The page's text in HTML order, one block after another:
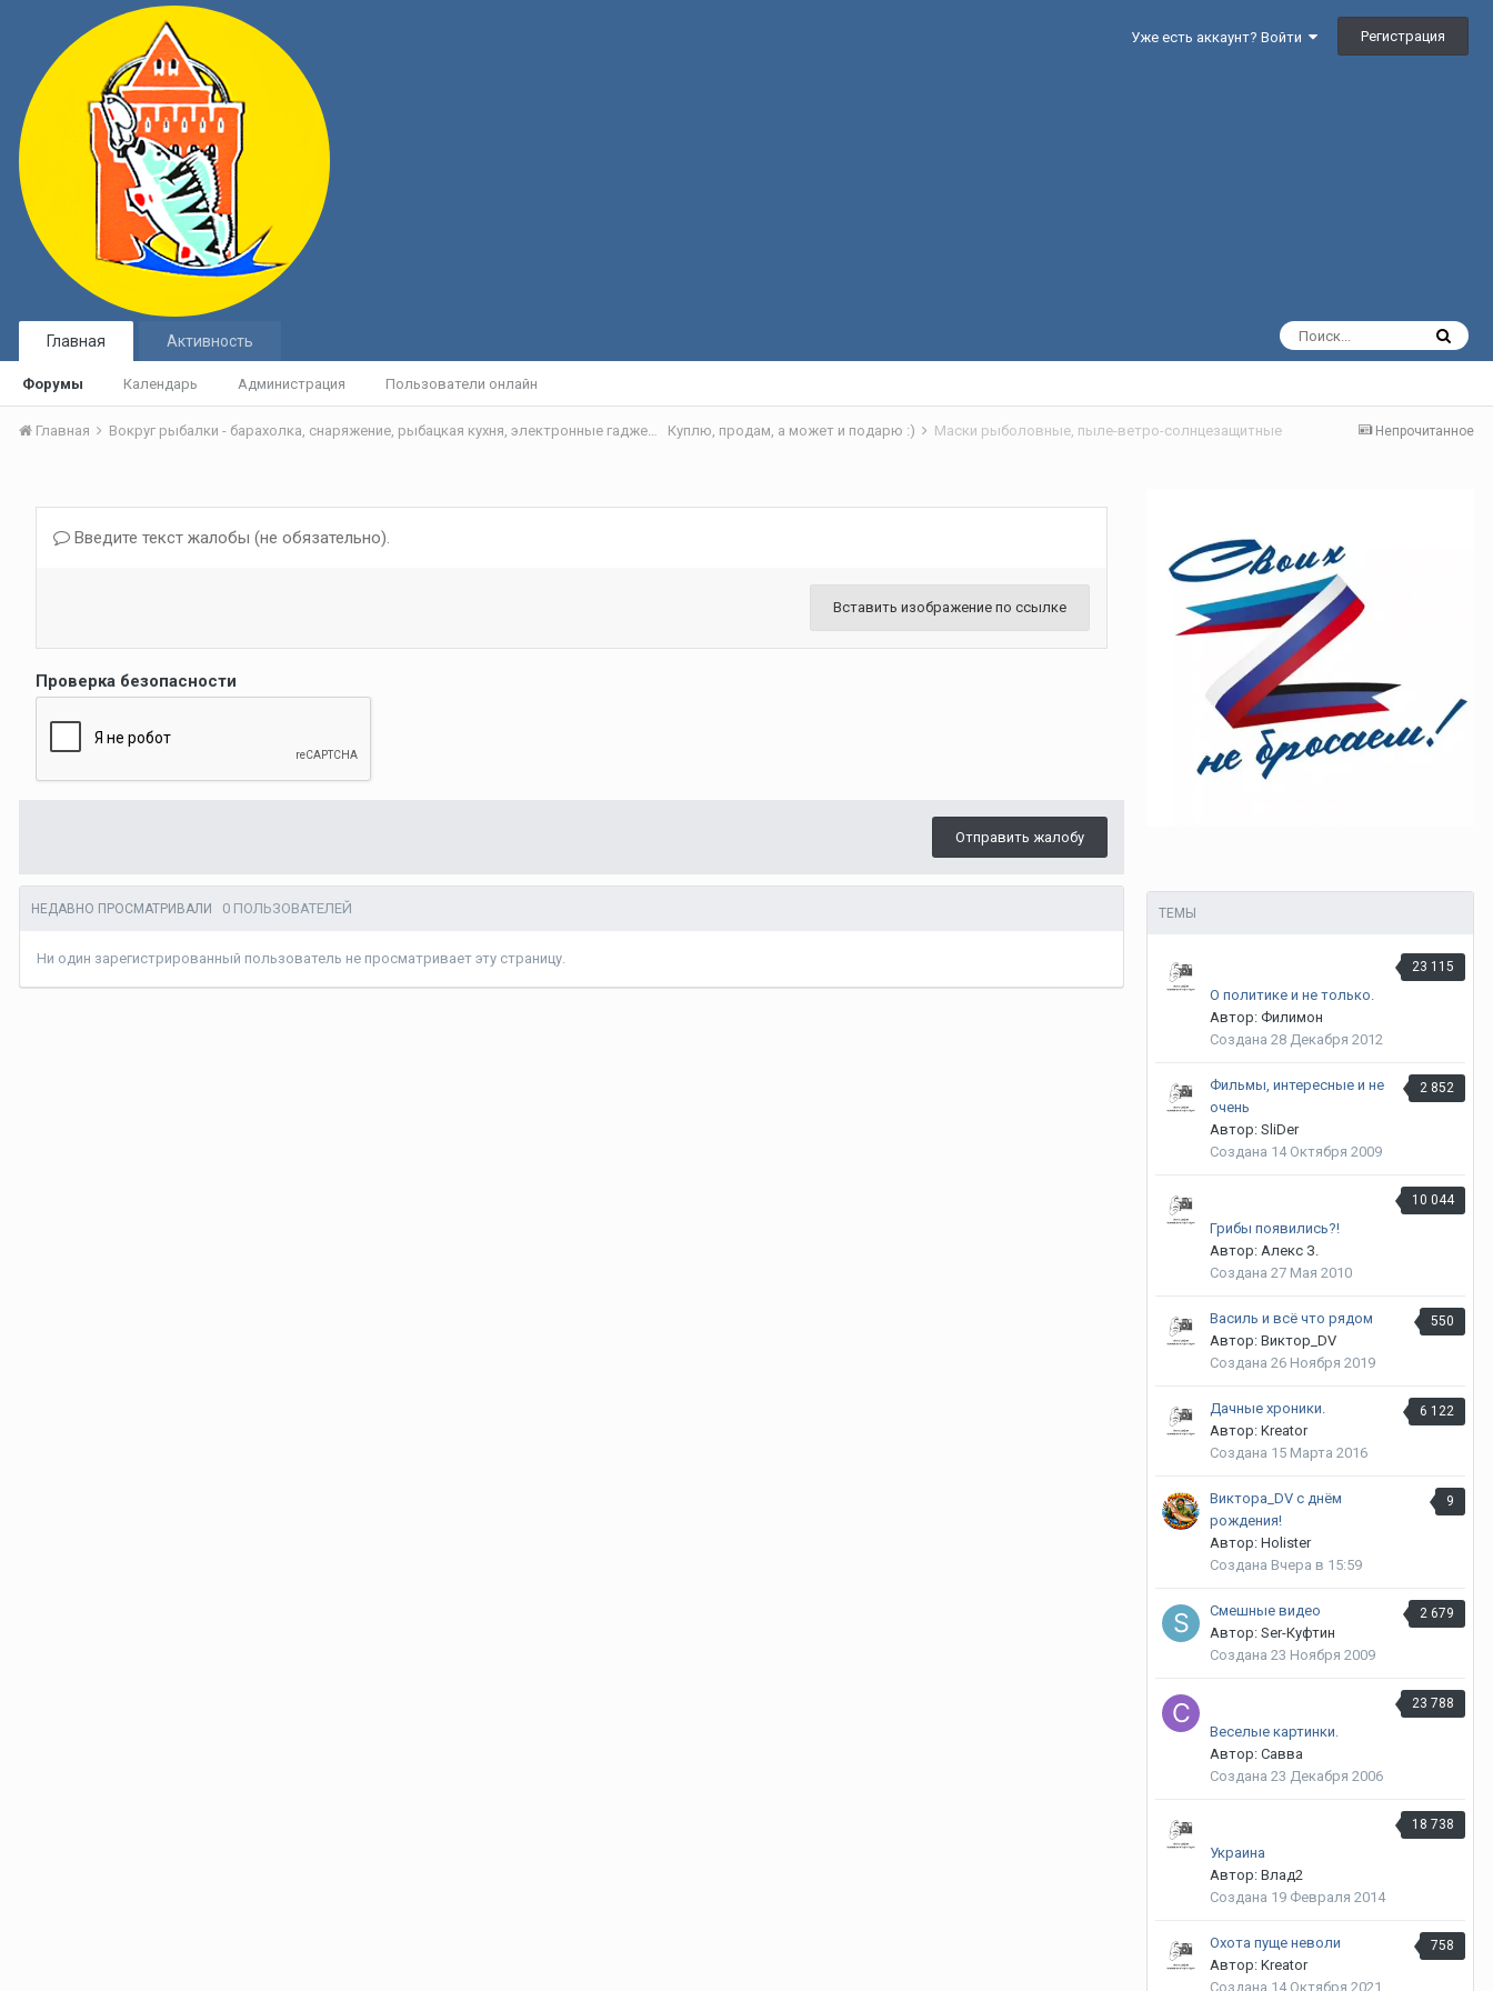
Уже есть аккаунт? Войти Регистрация
Главная
Форумы Календарь Администрация Пользователи онлайн
Активность
Непрочитанное
Главная Вокруг рыбалки - барахолка, снаряжение, рыбацкая кухня, электронные гаджеты Куплю, продам, а может и подарю :) Маски рыболовные, пыле-ветро-солнцезащитные
Введите текст жалобы (не обязательно).
Вставить изображение по ссылке
Проверка безопасности
Отправить жалобу
НЕДАВНО ПРОСМАТРИВАЛИ 0 ПОЛЬЗОВАТЕЛЕЙ
Ни один зарегистрированный пользователь не просматривает эту страницу.
ТЕМЫ
23 115
О политике и не только.
Автор: Филимон
Создана 28 Декабря 2012
2 852
Фильмы, интересные и не
очень
Автор: SliDer
Создана 14 Октября 2009
10 044
Грибы появились?!
Автор: Алекс З.
Создана 27 Мая 2010
550
Василь и всё что рядом
Автор: Виктор_DV
Создана 26 Ноября 2019
6 122
Дачные хроники.
Автор: Kreator
Создана 15 Марта 2016
9
Виктора_DV с днём
рождения!
Автор: Holister
Создана Вчера в 15:59
2 679
Смешные видео
Автор: Ser-Куфтин
Создана 23 Ноября 2009
23 788
Веселые картинки.
Автор: Савва
Создана 23 Декабря 2006
18 738
Украина
Автор: Влад2
Создана 19 Февраля 2014
758
Охота пуще неволи
Автор: Kreator
Создана 14 Октября 2021